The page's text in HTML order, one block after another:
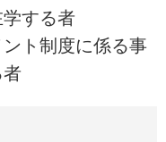
する者
ト制度に係る事
者